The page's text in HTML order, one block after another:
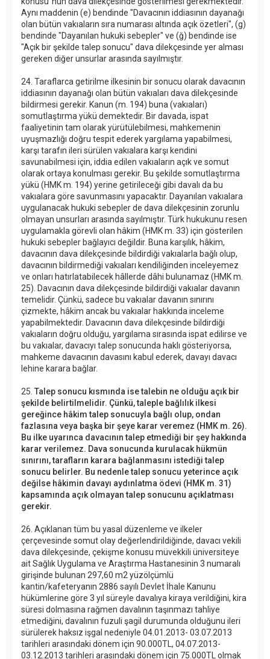
Aynı maddenin (e) bendinde "Davacının iddiasının dayanağı
olan bütün vakıaların sıra numarası altında açık özetleri", (g)
bendinde "Dayanılan hukuki sebepler" ve (ğ) bendinde ise
"Açık bir şekilde talep sonucu" dava dilekçesinde yer alması
gereken diğer unsurlar arasında sayılmıştır.
24. Taraflarca getirilme ilkesinin bir sonucu olarak davacının
iddiasının dayanağı olan bütün vakıaları dava dilekçesinde
bildirmesi gerekir. Kanun (m. 194) buna (vakıaları)
somutlaştırma yükü demektedir. Bir davada, ispat
faaliyetinin tam olarak yürütülebilmesi, mahkemenin
uyuşmazlığı doğru tespit ederek yargılama yapabilmesi,
karşı tarafın ileri sürülen vakıalara karşı kendini
savunabilmesi için, iddia edilen vakıaların açık ve somut
olarak ortaya konulması gerekir. Bu şekilde somutlaştırma
yükü (HMK m. 194) yerine getirileceği gibi davalı da bu
vakıalara göre savunmasını yapacaktır. Dayanılan vakıalara
uygulanacak hukuki sebepler de dava dilekçesinin zorunlu
olmayan unsurları arasında sayılmıştır. Türk hukukunu resen
uygulamakla görevli olan hâkim (HMK m. 33) için gösterilen
hukuki sebepler bağlayıcı değildir. Buna karşılık, hâkim,
davacının dava dilekçesinde bildirdiği vakıalarla bağlı olup,
davacının bildirmediği vakıaları kendiliğinden inceleyemez
ve onları hatırlatabilecek hâllerde dâhi bulunamaz (HMK m.
25). Davacının dava dilekçesinde bildirdiği vakıalar davanın
temelidir. Çünkü, sadece bu vakıalar davanın sınırını
çizmekte, hâkim ancak bu vakıalar hakkında inceleme
yapabilmektedir. Davacının dava dilekçesinde bildirdiği
vakıaların doğru olduğu, yargılama sırasında ispat edilirse ve
bu vakıalar, davacıyı talep sonucunda haklı gösteriyorsa,
mahkeme davacının davasını kabul ederek, davayı davacı
lehine karara bağlar.
25. Talep sonucu kısmında ise talebin ne olduğu açık bir
şekilde belirtilmelidir. Çünkü, taleple bağlılık ilkesi
gereğince hâkim talep sonucuyla bağlı olup, ondan
fazlasına veya başka bir şeye karar veremez (HMK m. 26).
Bu ilke uyarınca davacının talep etmediği bir şey hakkında
karar verilemez. Dava sonucunda kurulacak hükmün
sınırını, tarafların karara bağlanmasını istediği talep
sonucu belirler. Bu nedenle talep sonucu yeterince açık
değilse hâkimin davayı aydınlatma ödevi (HMK m. 31)
kapsamında açık olmayan talep sonucunu açıklatması
gerekir.
26. Açıklanan tüm bu yasal düzenleme ve ilkeler
çerçevesinde somut olay değerlendirildiğinde, davacı vekili
dava dilekçesinde, çekişme konusu müvekkili üniversiteye
ait Sağlık Uygulama ve Araştırma Hastanesinin 3 numaralı
girişinde bulunan 297,60 m2 yüzölçümlü
kantin/kafeteryanın 2886 sayılı Devlet İhale Kanunu
hükümlerine göre 3 yıl süreyle davalıya kiraya verildiğini, kira
süresi dolmasına rağmen davalının taşınmazı tahliye
etmediğini, davalının fuzuli şagil durumunda olduğunu ileri
sürülerek haksız işgal nedeniyle 04.01.2013- 03.07.2013
tarihleri arasındaki dönem için 90.000TL, 04.07.2013-
03.12.2013 tarihleri arasındaki dönem için 75.000TL olmak